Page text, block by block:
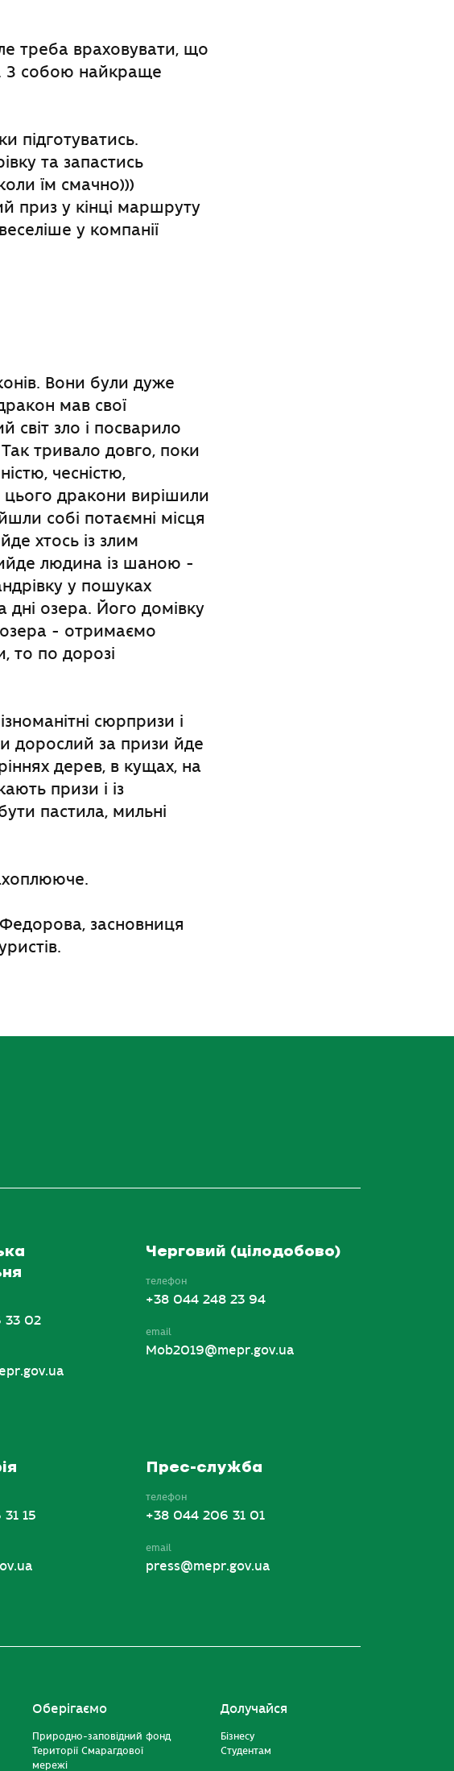
треба враховувати, що
З собою найкраще
підготуватись.
та запастись
їм смачно)))
приз у кінці маршруту
у компанії
Вони були дуже
мав свої
світ зло і посварило
тривало довго, поки
чесністю,
цього дракони вирішили
собі потаємні місця
хтось із злим
людина із шаною -
у пошуках
озера. Його домівку
- отримаємо
то по дорозі
сюрпризи і
дорослий за призи йде
дерев, в кущах, на
призи і із
пастила, мильні
засновниця
33 02
15
Черговий (цілодобово)
телефон
+38 044 248 23 94
email
Mob2019@mepr.gov.ua
Прес-служба
телефон
+38 044 206 31 01
email
press@mepr.gov.ua
Оберігаємо
Природно-заповідний фонд
Території Смарагдової
мережі
Долучайся
Бізнесу
Студентам